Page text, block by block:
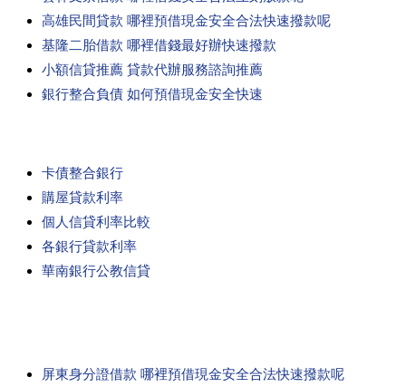
高雄民間貸款 哪裡預借現金安全合法快速撥款呢
基隆二胎借款 哪裡借錢最好辦快速撥款
小額信貸推薦 貸款代辦服務諮詢推薦
銀行整合負債 如何預借現金安全快速
卡債整合銀行
購屋貸款利率
個人信貸利率比較
各銀行貸款利率
華南銀行公教信貸
屏東身分證借款 哪裡預借現金安全合法快速撥款呢